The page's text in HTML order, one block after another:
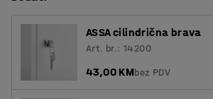
ASSA cilindrična brava
Art. br.: 14200
43,00 KMbez PDV